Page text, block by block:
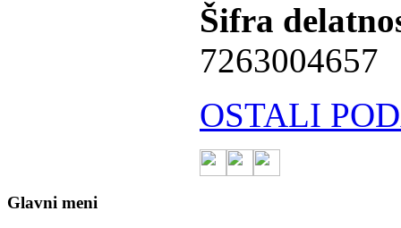
Šifra
7263004657
OSTALI
Glavni meni